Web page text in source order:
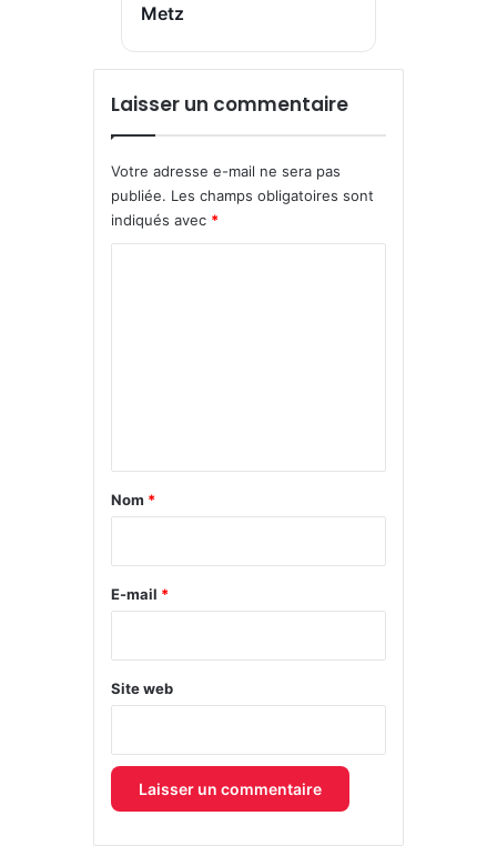
Metz
Laisser un commentaire
Votre adresse e-mail ne sera pas
publiée. Les champs obligatoires sont
indiqués avec *
a
e
Nom *
E-mail *
Site web